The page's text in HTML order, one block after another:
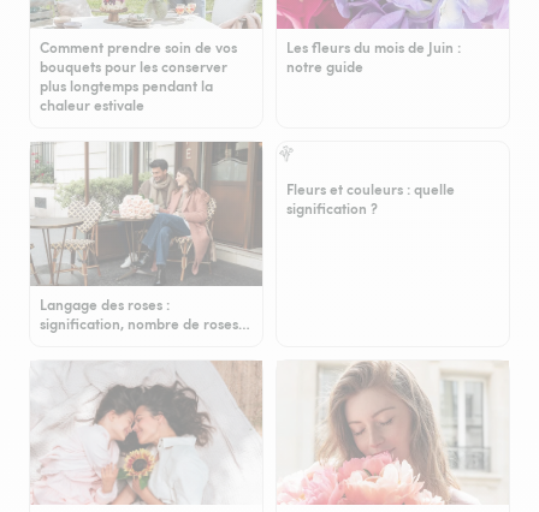
Comment prendre soin de vos
bouquets pour les conserver
plus longtemps pendant la
chaleur estivale
Les fleurs du mois de Juin :
notre guide
Langage des roses :
signification, nombre de roses…
Fleurs et couleurs : quelle
signification ?